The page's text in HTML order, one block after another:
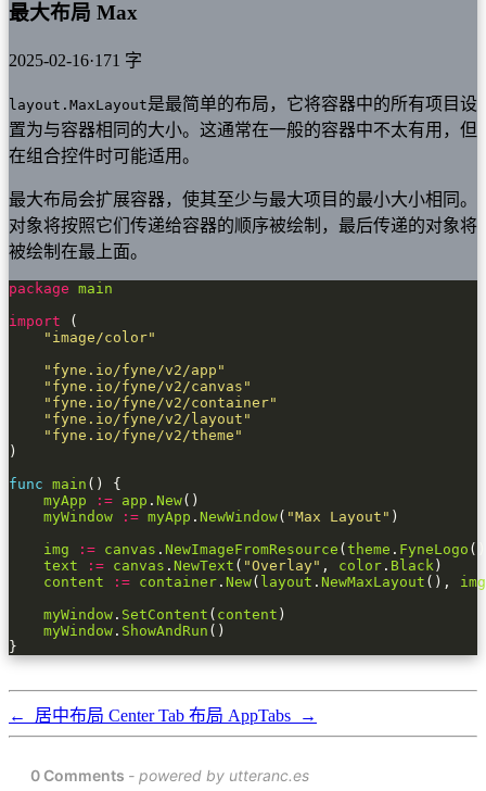
最大布局 Max
2025-02-16·171 字
layout.MaxLayout是最简单的布局，它将容器中的所有项目设
置为与容器相同的大小。这通常在一般的容器中不太有用，但
在组合控件时可能适用。
最大布局会扩展容器，使其至少与最大项目的最小大小相同。
对象将按照它们传递给容器的顺序被绘制，最后传递的对象将
被绘制在最上面。
package main
import
"image/color"
"fyne.io/fyne/v2/app"
"fyne.io/fyne/v2/canvas"
"fyne.io/fyne/v2/container"
"fyne.io/fyne/v2/layout"
"fyne.io/fyne/v2/theme"
func main
myApp
:= app . New
myWindow
:= myApp . NewWindow( "Max Layout"
img
:= canvas . NewImageFromResource ( theme . FyneLogo
text
:= canvas . NewText ( "Overlay" , color . Black
content
:= container . New( layout . NewMaxLayout (), img
myWindow . SetContent ( content
myWindow . ShowAndRun
}
← 居中布局 CenterTab 布局 AppTabs →